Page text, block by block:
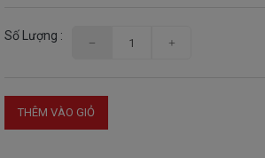
Số Lượng :
THÊM VÀO GIỎ